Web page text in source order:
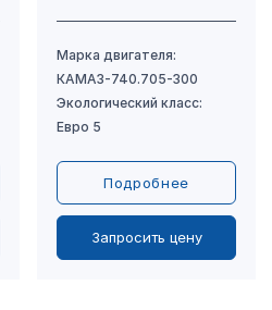
Подробнее
Запросить цену